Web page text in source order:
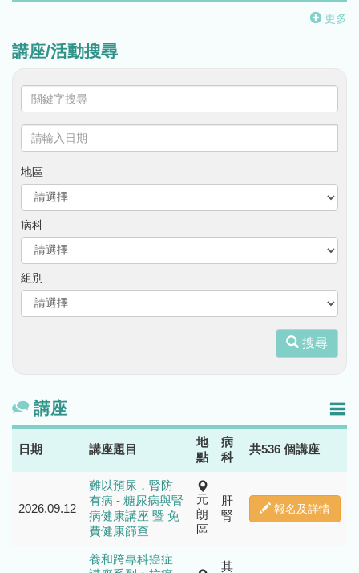
更多
講座/活動搜尋
鍵
字
輸
入
日
地區
病科
組別
搜尋
講座
日期 講座題目
地
點
病
科
共536 個講座
2026.09.12
難以預尿，腎防
有病 - 糖尿病與腎
病健康講座 暨 免
費健康篩查
元
朗
區
肝
腎
報名及詳情
養和跨專科癌症
其